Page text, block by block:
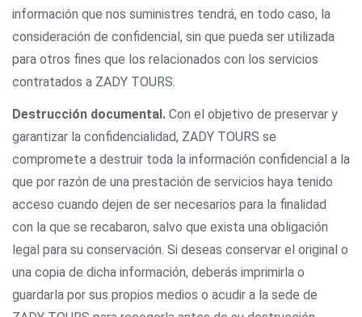
información que nos suministres tendrá, en todo caso, la
consideración de confidencial, sin que pueda ser utilizada
para otros fines que los relacionados con los servicios
contratados a ZADY TOURS.
Destrucción documental. Con el objetivo de preservar y
garantizar la confidencialidad, ZADY TOURS se
compromete a destruir toda la información confidencial a la
que por razón de una prestación de servicios haya tenido
acceso cuando dejen de ser necesarios para la finalidad
con la que se recabaron, salvo que exista una obligación
legal para su conservación. Si deseas conservar el original o
una copia de dicha información, deberás imprimirla o
guardarla por sus propios medios o acudir a la sede de